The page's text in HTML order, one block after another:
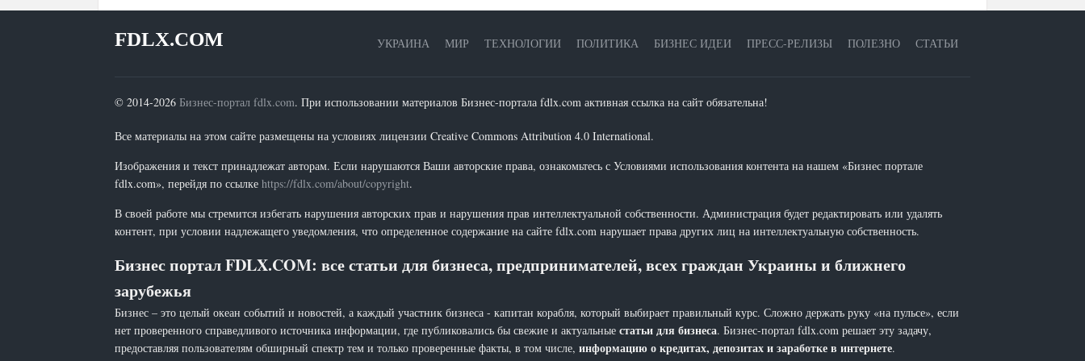
УКРАИНА МИР ТЕХНОЛОГИИ ПОЛИТИКА БИЗНЕС ИДЕИ ПРЕСС-РЕЛИЗЫ ПОЛЕЗНО СТАТЬИ
FDLX.COM
© 2014-2026 Бизнес-портал fdlx.com. При использовании материалов Бизнес-портала fdlx.com активная ссылка на сайт обязательна!
Все материалы на этом сайте размещены на условиях лицензии Creative Commons Attribution 4.0 International.
Изображения и текст принадлежат авторам. Если нарушаются Ваши авторские права, ознакомьтесь с Условиями использования контента на нашем «Бизнес портале
fdlx.com», перейдя по ссылке https://fdlx.com/about/copyright.
В своей работе мы стремится избегать нарушения авторских прав и нарушения прав интеллектуальной собственности. Администрация будет редактировать или удалять
контент, при условии надлежащего уведомления, что определенное содержание на сайте fdlx.com нарушает права других лиц на интеллектуальную собственность.
Бизнес портал FDLX.COM: все статьи для бизнеса, предпринимателей, всех граждан Украины и ближнего
зарубежья
Бизнес – это целый океан событий и новостей, а каждый участник бизнеса - капитан корабля, который выбирает правильный курс. Сложно держать руку «на пульсе», если
нет проверенного справедливого источника информации, где публиковались бы свежие и актуальные статьи для бизнеса. Бизнес-портал fdlx.com решает эту задачу,
предоставляя пользователям обширный спектр тем и только проверенные факты, в том числе, информацию о кредитах, депозитах и заработке в интернете.